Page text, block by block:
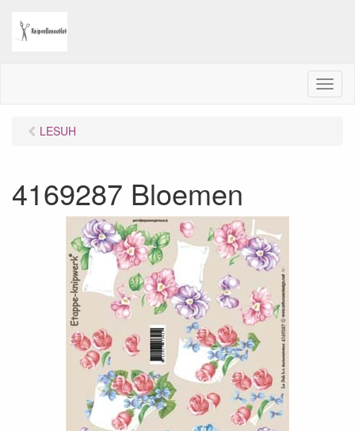
M
e
LESUH
4169287 Bloemen